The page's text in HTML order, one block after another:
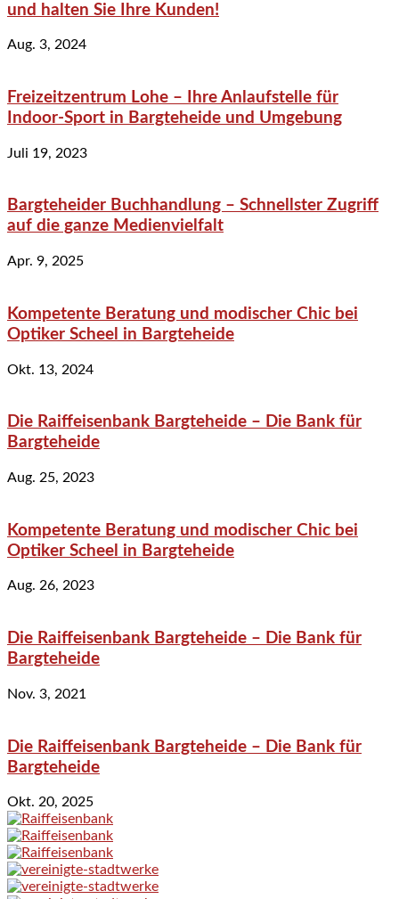
und halten Sie Ihre Kunden!
Aug. 3, 2024
Freizeitzentrum Lohe – Ihre Anlaufstelle für
Indoor-Sport in Bargteheide und Umgebung
Juli 19, 2023
Bargteheider Buchhandlung – Schnellster Zugriff
auf die ganze Medienvielfalt
Apr. 9, 2025
Kompetente Beratung und modischer Chic bei
Optiker Scheel in Bargteheide
Okt. 13, 2024
Die Raiffeisenbank Bargteheide – Die Bank für
Bargteheide
Aug. 25, 2023
Kompetente Beratung und modischer Chic bei
Optiker Scheel in Bargteheide
Aug. 26, 2023
Die Raiffeisenbank Bargteheide – Die Bank für
Bargteheide
Nov. 3, 2021
Die Raiffeisenbank Bargteheide – Die Bank für
Bargteheide
Okt. 20, 2025